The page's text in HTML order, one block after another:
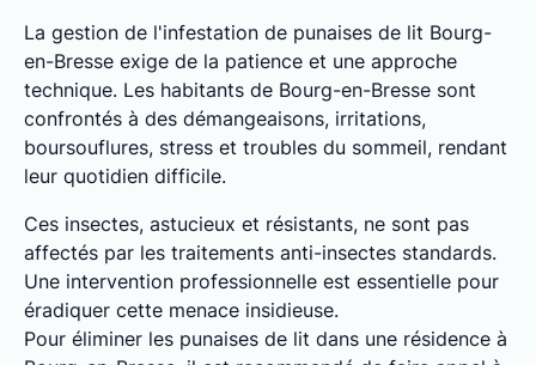
La gestion de l'infestation de punaises de lit Bourg-
en-Bresse exige de la patience et une approche
technique. Les habitants de Bourg-en-Bresse sont
confrontés à des démangeaisons, irritations,
boursouflures, stress et troubles du sommeil, rendant
leur quotidien difficile.
Ces insectes, astucieux et résistants, ne sont pas
affectés par les traitements anti-insectes standards.
Une intervention professionnelle est essentielle pour
éradiquer cette menace insidieuse.
Pour éliminer les punaises de lit dans une résidence à